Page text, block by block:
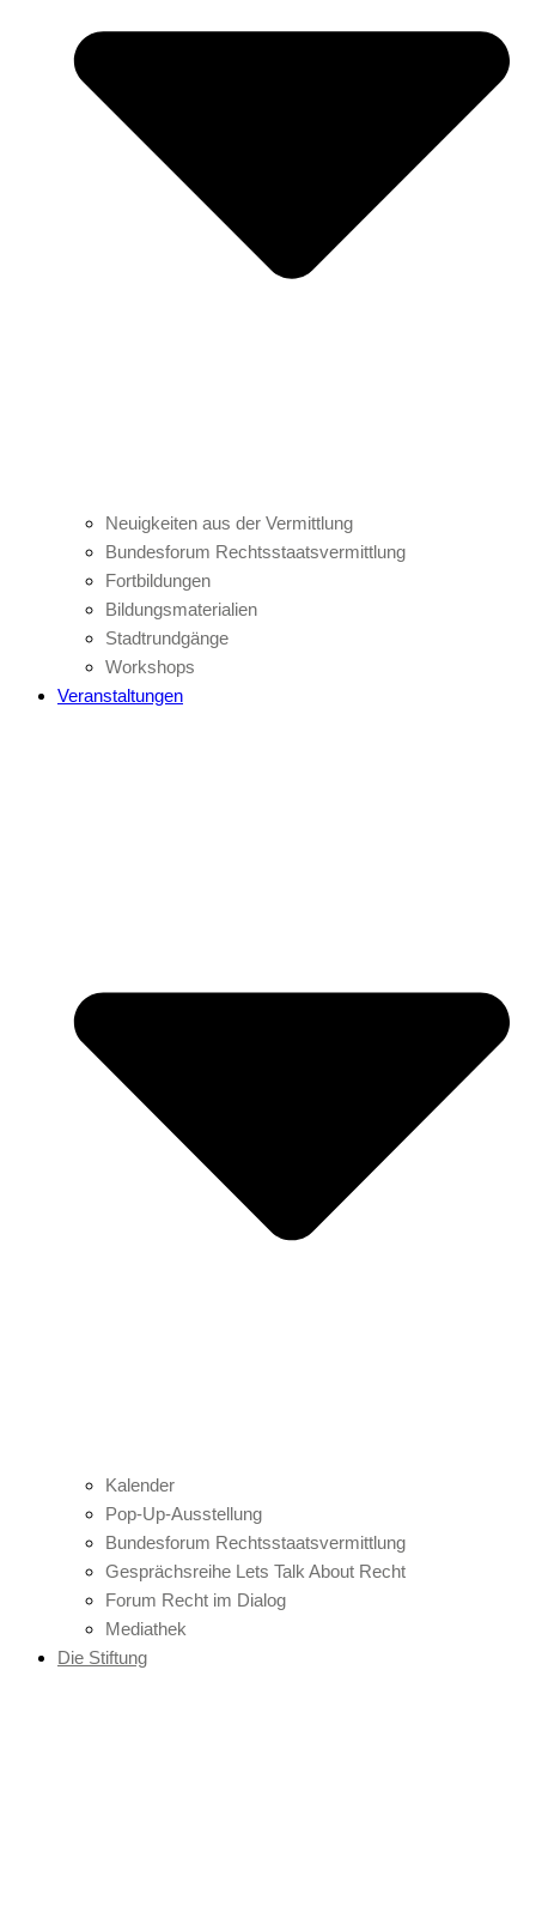
Neuigkeiten aus der Vermittlung
Bundesforum Rechtsstaatsvermittlung
Fortbildungen
Bildungsmaterialien
Stadtrundgänge
Workshops
Veranstaltungen
Kalender
Pop-Up-Ausstellung
Bundesforum Rechtsstaatsvermittlung
Gesprächsreihe Lets Talk About Recht
Forum Recht im Dialog
Mediathek
Die Stiftung